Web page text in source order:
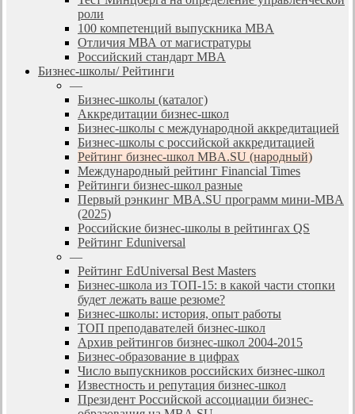
роли
100 компетенций выпускника MBA
Отличия МВА от магистратуры
Российский стандарт MBA
Бизнес-школы/ Рейтинги
—
Бизнес-школы (каталог)
Аккредитации бизнес-школ
Бизнес-школы с международной аккредитацией
Бизнес-школы с российской аккредитацией
Рейтинг бизнес-школ MBA.SU (народный)
Международный рейтинг Financial Times
Рейтинги бизнес-школ разные
Первый рэнкинг MBA.SU программ мини-MBA
(2025)
Российские бизнес-школы в рейтингах QS
Рейтинг Eduniversal
—
Рейтинг EdUniversal Best Masters
Бизнес-школа из ТОП-15: в какой части стопки
будет лежать ваше резюме?
Бизнес-школы: история, опыт работы
ТОП преподавателей бизнес-школ
Архив рейтингов бизнес-школ 2004-2015
Бизнес-образование в цифрах
Число выпускников российских бизнес-школ
Известность и репутация бизнес-школ
Президент Российской ассоциации бизнес-